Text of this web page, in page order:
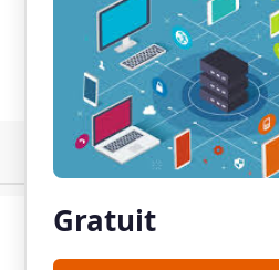
Gratuit